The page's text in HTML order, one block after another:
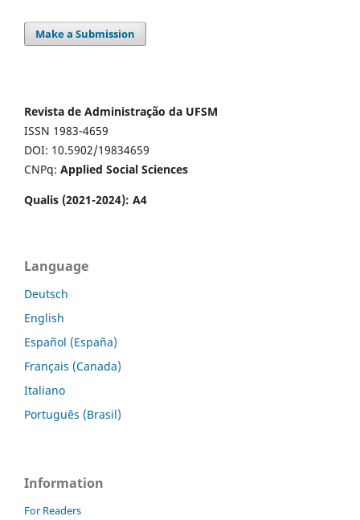
Make a Submission
Revista de Administração da UFSM
ISSN 1983-4659
DOI: 10.5902/19834659
CNPq: Applied Social Sciences
Qualis (2021-2024): A4
Language
Deutsch
English
Español (España)
Français (Canada)
Italiano
Português (Brasil)
Information
For Readers